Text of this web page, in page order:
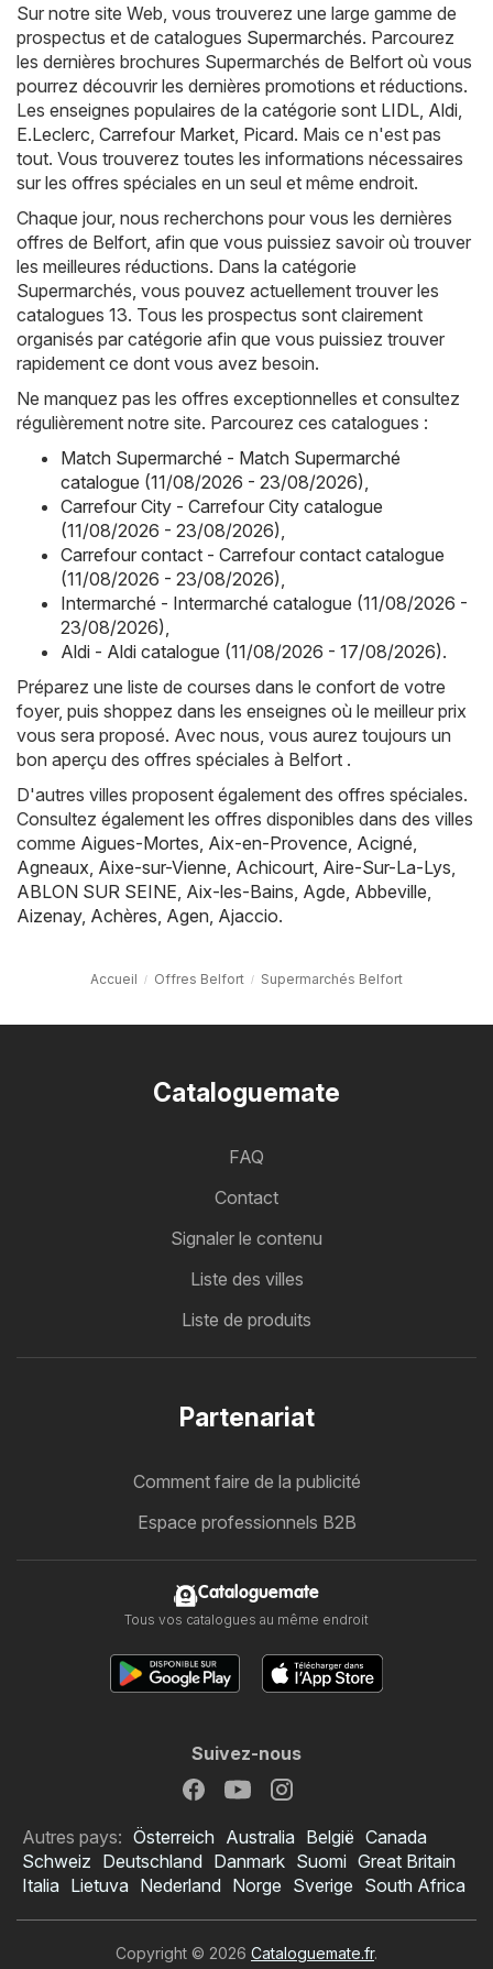
Sur notre site Web, vous trouverez une large gamme de
prospectus et de catalogues Supermarchés. Parcourez
les dernières brochures Supermarchés de Belfort où vous
pourrez découvrir les dernières promotions et réductions.
Les enseignes populaires de la catégorie sont LIDL Aldi
E.Leclerc Carrefour Market Picard. Mais ce n'est pas
tout. Vous trouverez toutes les informations nécessaires
sur les offres spéciales en un seul et même endroit.
Chaque jour, nous recherchons pour vous les dernières
offres de Belfort, afin que vous puissiez savoir où trouver
les meilleures réductions. Dans la catégorie
Supermarchés, vous pouvez actuellement trouver les
catalogues 13. Tous les prospectus sont clairement
organisés par catégorie afin que vous puissiez trouver
rapidement ce dont vous avez besoin.
Ne manquez pas les offres exceptionnelles et consultez
régulièrement notre site. Parcourez ces catalogues :
Match Supermarché - Match Supermarché
catalogue (11/08/2026 - 23/08/2026)
Carrefour City - Carrefour City catalogue
(11/08/2026 - 23/08/2026)
Carrefour contact - Carrefour contact catalogue
(11/08/2026 - 23/08/2026)
Intermarché - Intermarché catalogue (11/08/2026 -
23/08/2026)
Aldi - Aldi catalogue (11/08/2026 - 17/08/2026).
Préparez une liste de courses dans le confort de votre
foyer, puis shoppez dans les enseignes où le meilleur prix
vous sera proposé. Avec nous, vous aurez toujours un
bon aperçu des offres spéciales à Belfort .
D'autres villes proposent également des offres spéciales.
Consultez également les offres disponibles dans des villes
comme Aigues-Mortes Aix-en-Provence Acigné
Agneaux Aixe-sur-Vienne Achicourt Aire-Sur-La-Lys
ABLON SUR SEINE Aix-les-Bains Agde Abbeville
Aizenay, Achères Agen Ajaccio.
Accueil Offres Belfort Supermarchés Belfort
Cataloguemate
FAQ
Contact
Signaler le contenu
Liste des villes
Liste de produits
Partenariat
Comment faire de la publicité
Espace professionnels B2B
Cataloguemate
Tous vos catalogues au même endroit
Suivez-nous
Autres pays: Österreich Australia België Canada
Schweiz Deutschland Danmark Suomi Great Britain
Italia Lietuva Nederland Norge Sverige South Africa
Copyright © 2026 Cataloguemate.fr.